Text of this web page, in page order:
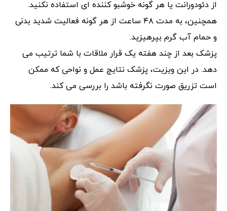
از دئودورانت یا هر گونه خوشبو کننده ای استفاده نکنید.
همچنین، به مدت ۴۸ ساعت از هر گونه فعالیت شدید بدنی
و حمام آب گرم بپرهیزید.
پزشک بعد از چند هفته یک قرار ملاقات با شما ترتیب می
دهد. در این ویزیت، پزشک نتایج عمل و نواحی که ممکن
است تزریق صورت نگرفته باشد را بررسی می کند.